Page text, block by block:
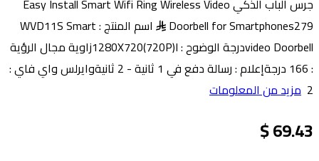
جرس الباب الذكي Easy Install Smart Wifi Ring Wireless Video
Doorbell for Smartphones279
اسم المنتج : WVD11S Smart
video Doorbellدرجة الوضوح : 1280X720(720P)Iزاوية مجال الرؤية
: 166 درجةإعلام : رسالة دفع في 1 ثانية - 2 ثانيةوايرلس واي فاي :
2 مزيد من المعلومات
69.43 $